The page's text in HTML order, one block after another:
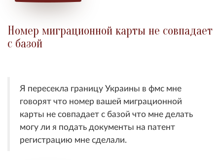
Номер миграционной карты не совпадает
с базой
Я пересекла границу Украины в фмс мне
говорят что номер вашей миграционной
карты не совпадает с базой что мне делать
могу ли я подать документы на патент
регистрацию мне сделали.